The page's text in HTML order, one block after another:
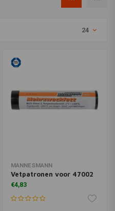
24
MANNESMANN
Vetpatronen voor 47002
€4,83